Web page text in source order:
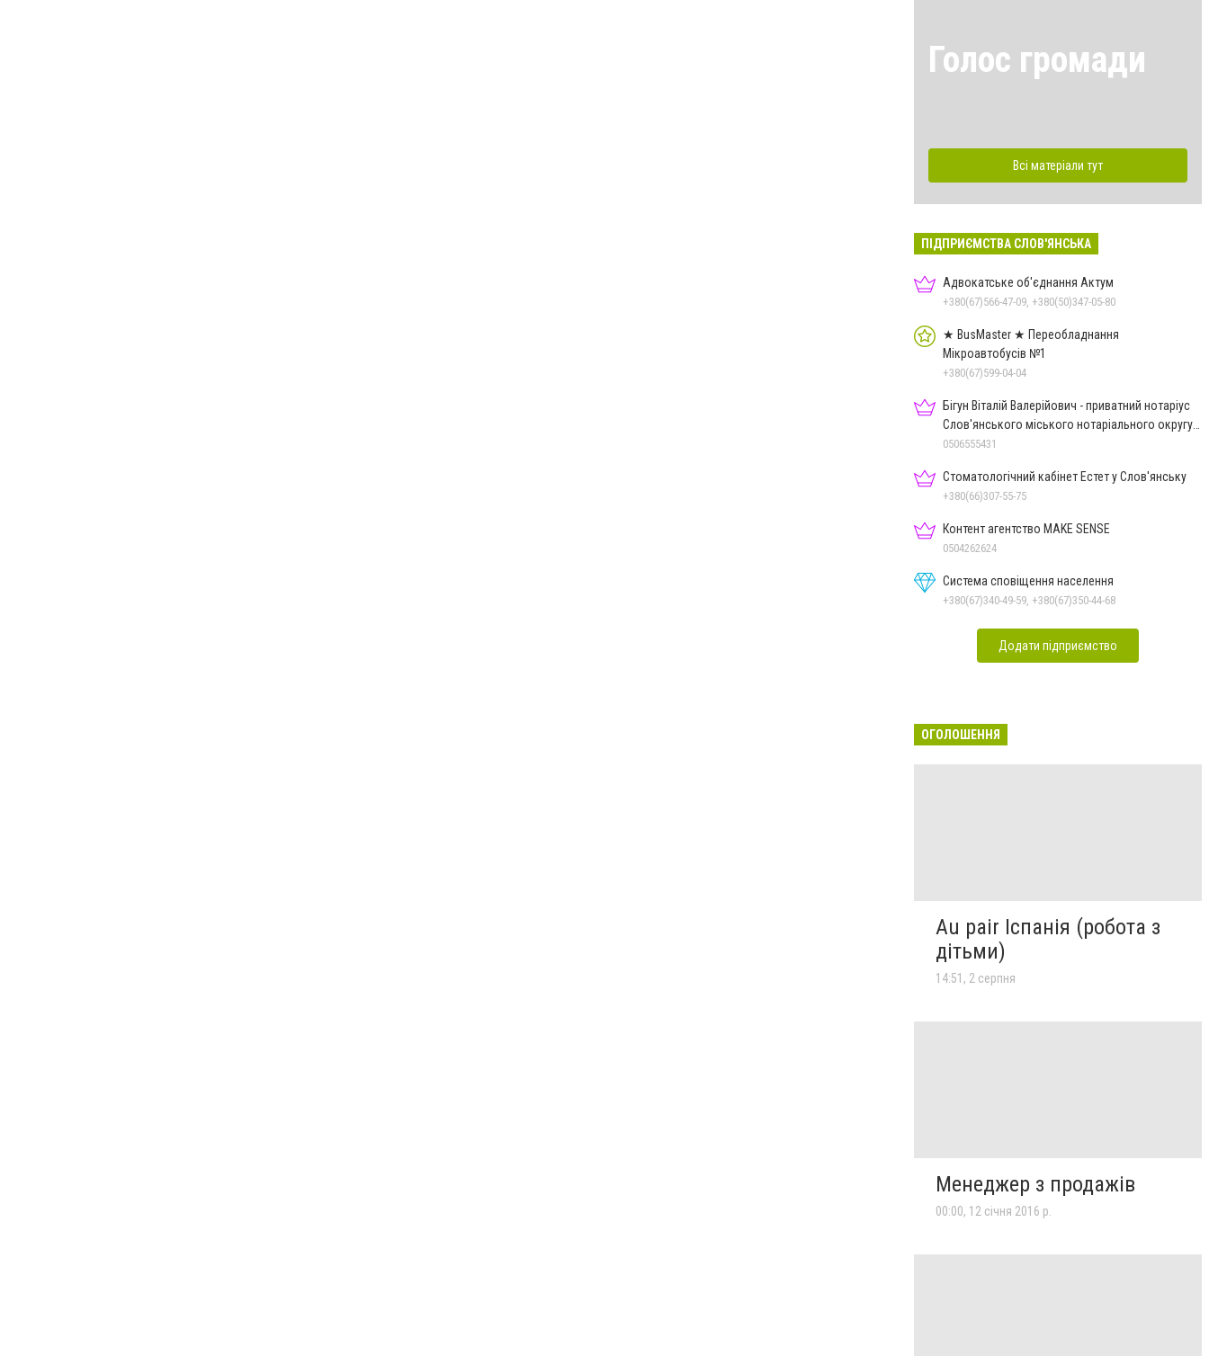
Голос громади
Всі матеріали тут
ПІДПРИЄМСТВА СЛОВ'ЯНСЬКА
Адвокатське об'єднання Актум
+380(67)566-47-09, +380(50)347-05-80
★ BusMaster ★ Переобладнання
Мікроавтобусів №1
+380(67)599-04-04
Бігун Віталій Валерійович - приватний нотаріус
Слов'янського міського нотаріального округу
Дон.обл.
0506555431
Стоматологічний кабінет Естет у Слов'янську
+380(66)307-55-75
Контент агентство MAKE SENSE
0504262624
Система сповіщення населення
+380(67)340-49-59, +380(67)350-44-68
Додати підприємство
ОГОЛОШЕННЯ
Au pair Іспанія (робота з
дітьми)
14:51, 2 серпня
Менеджер з продажів
00:00, 12 січня 2016 р.